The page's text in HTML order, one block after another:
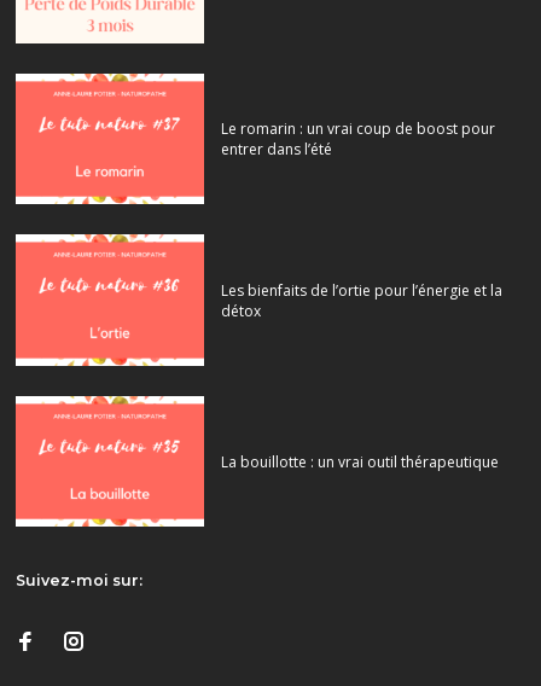
Le romarin : un vrai coup de boost pour
entrer dans l’été
Les bienfaits de l’ortie pour l’énergie et la
détox
La bouillotte : un vrai outil thérapeutique
Suivez-moi sur: